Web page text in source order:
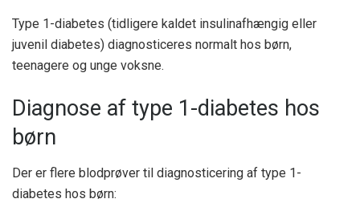
Type 1-diabetes (tidligere kaldet insulinafhængig eller
juvenil diabetes) diagnosticeres normalt hos børn,
teenagere og unge voksne.
Diagnose af type 1-diabetes hos
børn
Der er flere blodprøver til diagnosticering af type 1-
diabetes hos børn: